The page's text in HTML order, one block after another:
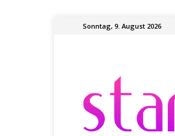
Sonntag, 9. August 2026